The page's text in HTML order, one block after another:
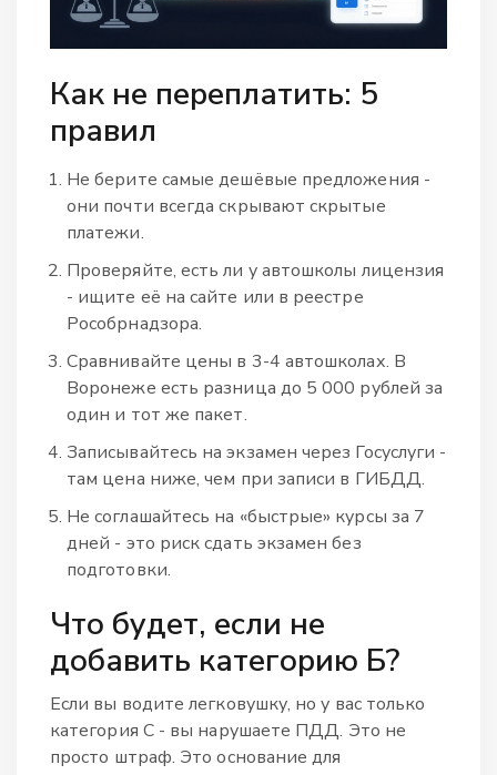
Как не переплатить: 5
правил
Не берите самые дешёвые предложения -
они почти всегда скрывают скрытые
платежи.
Проверяйте, есть ли у автошколы лицензия
- ищите её на сайте или в реестре
Рособрнадзора.
Сравнивайте цены в 3-4 автошколах. В
Воронеже есть разница до 5 000 рублей за
один и тот же пакет.
Записывайтесь на экзамен через Госуслуги -
там цена ниже, чем при записи в ГИБДД.
Не соглашайтесь на «быстрые» курсы за 7
дней - это риск сдать экзамен без
подготовки.
Что будет, если не
добавить категорию Б?
Если вы водите легковушку, но у вас только
категория С - вы нарушаете ПДД. Это не
просто штраф. Это основание для